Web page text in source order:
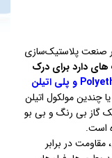
صنعت پلاستیک‌سازی
دارد برای درک
تفاوت پت Polyethylene Terephthalate و پلی اتیلن
چندین مولکول اتیلن
گاز بی رنگ و بی بو
است.
در برابر